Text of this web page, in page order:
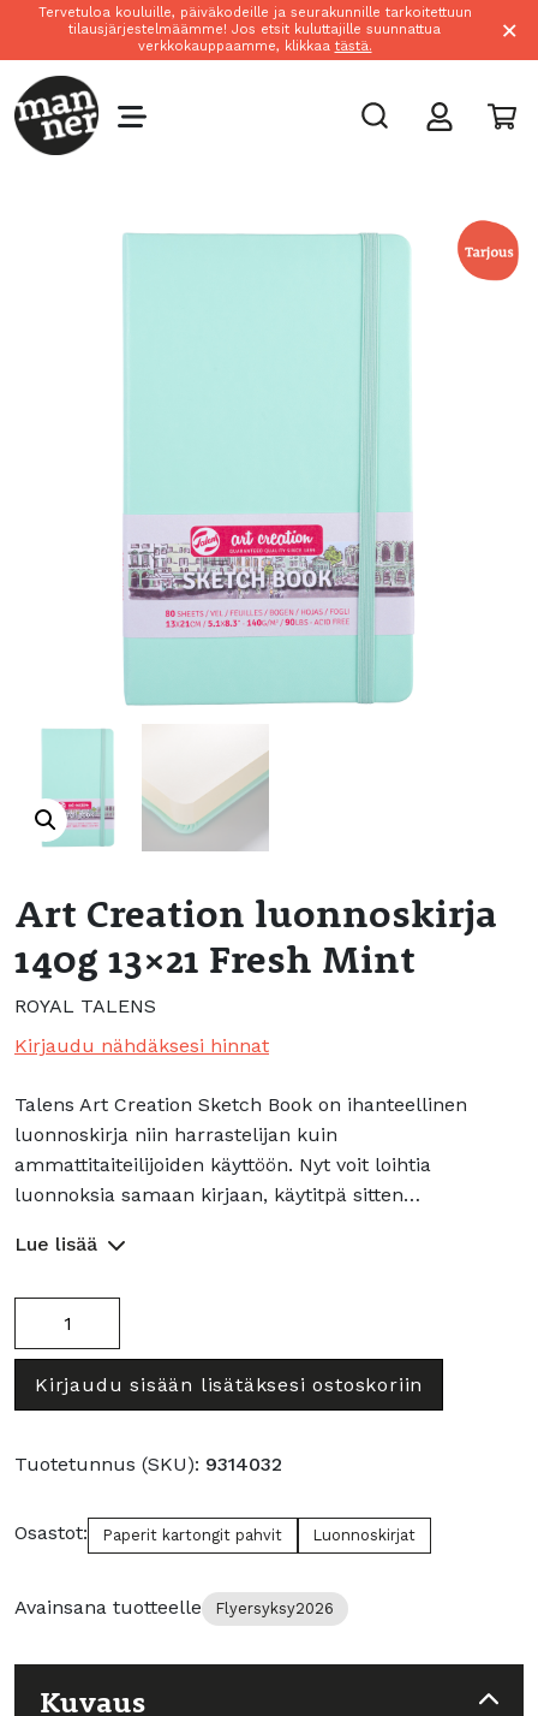
Tervetuloa kouluille, päiväkodeille ja seurakunnille tarkoitettuun
tilausjärjestelmäämme! Jos etsit kuluttajille suunnattua
verkkokauppaamme, klikkaa tästä. ×
Art Creation luonnoskirja
140g 13×21 Fresh Mint
ROYAL TALENS
Kirjaudu nähdäksesi hinnat
Talens Art Creation Sketch Book on ihanteellinen
luonnoskirja niin harrastelijan kuin
ammattitaiteilijoiden käyttöön. Nyt voit loihtia
luonnoksia samaan kirjaan, käytitpä sitten…
Lue lisää
Fresh
määrä
Kirjaudu sisään lisätäksesi ostoskoriin
Tuotetunnus (SKU): 9314032
Osastot: Paperit kartongit pahvit Luonnoskirjat
Avainsana tuotteelle Flyersyksy2026
Kuvaus